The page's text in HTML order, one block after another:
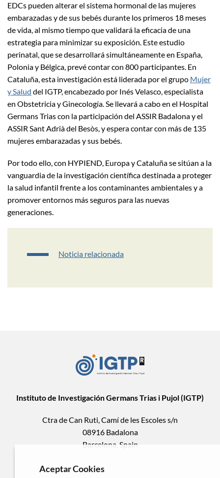
EDCs pueden alterar el sistema hormonal de las mujeres
embarazadas y de sus bebés durante los primeros 18 meses
de vida, al mismo tiempo que validará la eficacia de una
estrategia para minimizar su exposición. Este estudio
perinatal, que se desarrollará simultáneamente en España,
Polonia y Bélgica, prevé contar con 800 participantes. En
Cataluña, esta investigación está liderada por el grupo Mujer
y Salud del IGTP, encabezado por Inés Velasco, especialista
en Obstetricia y Ginecología. Se llevará a cabo en el Hospital
Germans Trias con la participación del ASSIR Badalona y el
ASSIR Sant Adrià del Besòs, y espera contar con más de 135
mujeres embarazadas y sus bebés.
Por todo ello, con HYPIEND, Europa y Cataluña se sitúan a la
vanguardia de la investigación científica destinada a proteger
la salud infantil frente a los contaminantes ambientales y a
promover entornos más seguros para las nuevas
generaciones.
Noticia relacionada
Instituto de Investigación Germans Trias i Pujol (IGTP)
Ctra de Can Ruti, Camí de les Escoles s/n
08916 Badalona
Barcelona, Spain
Aceptar Cookies